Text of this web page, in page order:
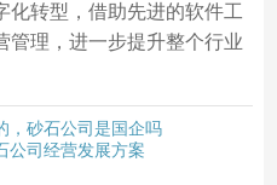
化转型，借助先进的软件工
管理，进一步提升整个行业
，砂石公司是国企吗
公司经营发展方案